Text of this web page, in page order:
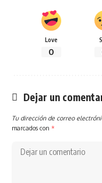
Love
0
Dejar un
Tu dirección de correo
marcados con *